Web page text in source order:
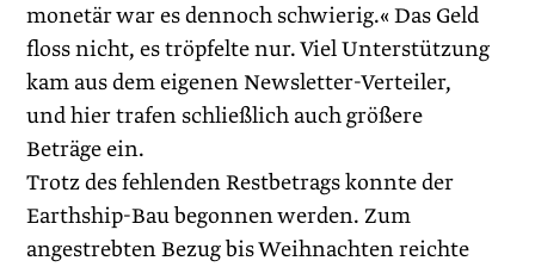
monetär war es dennoch schwierig.« Das Geld
floss nicht, es tröpfelte nur. Viel Unterstützung
kam aus dem eigenen Newsletter-Verteiler,
und hier trafen schließlich auch größere
Beträge ein.
Trotz des fehlenden Restbetrags konnte der
Earthship-Bau begonnen werden. Zum
angestrebten Bezug bis Weihnachten reichte